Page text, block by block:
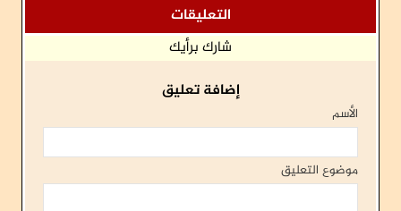
التعليقات
شارك برأيك
إضافة تعليق
الأسم
موضوع التعليق